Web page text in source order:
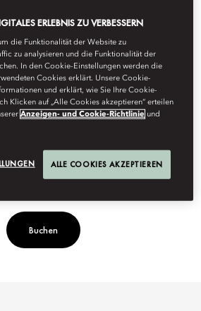
und warmen Holzoberflächen
und die Stadt von einem privilegierten
können, während sich das Licht von
verändert.
Buchen
ERLEBNIS ZU VERBESSERN
die Funktionalität der Website zu
zu analysieren und die Funktionalität der
In den Cookie-Einstellungen werden die
Cookies erklärt. Unsere Cookie-
und erklärt, wie Sie Ihre Cookie-
Klicken auf „Alle Cookies akzeptieren“ erteilen
Anzeigen- und Cookie-Richtlinie und
ALLE COOKIES AKZEPTIEREN